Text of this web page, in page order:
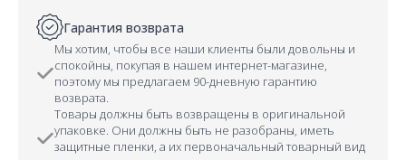
Мы хотим, чтобы все наши клиенты были довольны и
спокойны, покупая в нашем интернет-магазине,
поэтому мы предлагаем 90-дневную гарантию
возврата.
Товары должны быть возвращены в оригинальной
упаковке. Они должны быть не разобраны, иметь
защитные пленки, а их первоначальный товарный вид
должен оставаться неизменным.